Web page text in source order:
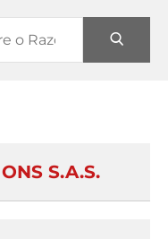
S.A.S.